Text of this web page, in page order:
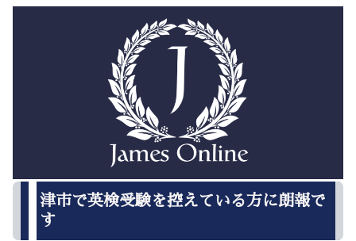
津市で英検受験を控えている方に朗報で
す